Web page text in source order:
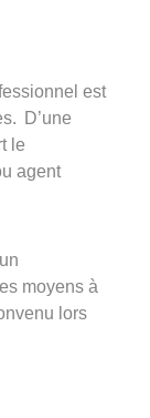
est
D’une
le
agent
moyens à
lors